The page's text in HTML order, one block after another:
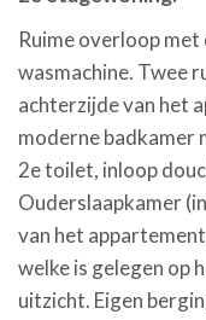
Ruime overloop
wasmachine. Twee
achterzijde van het
moderne badkamer
2e toilet, inloop
Ouderslaapkamer
van het
welke is gelegen op
uitzicht. Eigen